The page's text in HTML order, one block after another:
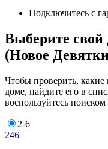
Подключитесь с
Выберите свой
(Новое
Чтобы проверить,
доме, найдите его в
воспользуйтесь поиском
2-6
246